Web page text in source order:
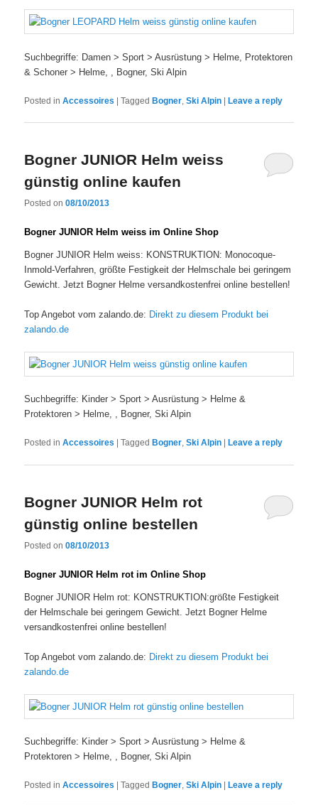
Suchbegriffe: Damen > Sport > Ausrüstung > Helme, Protektoren
& Schoner > Helme, , Bogner, Ski Alpin
Posted in Accessoires |Tagged Bogner ,Ski Alpin |Leave a reply
Bogner JUNIOR Helm weiss
günstig online kaufen
Posted on08/10/2013
Bogner JUNIOR Helm weiss im Online Shop
Bogner JUNIOR Helm weiss: KONSTRUKTION: Monocoque-
Inmold-Verfahren, größte Festigkeit der Helmschale bei geringem
Gewicht. Jetzt Bogner Helme versandkostenfrei online bestellen!
Top Angebot vom zalando.de: Direkt zu diesem Produkt bei
zalando.de
Suchbegriffe: Kinder > Sport > Ausrüstung > Helme &
Protektoren > Helme, , Bogner, Ski Alpin
Posted in Accessoires |Tagged Bogner,Ski Alpin Leave a reply
Bogner JUNIOR Helm rot
günstig online bestellen
Posted on08/10/2013
Bogner JUNIOR Helm rot im Online Shop
Bogner JUNIOR Helm rot: KONSTRUKTION:größte Festigkeit
der Helmschale bei geringem Gewicht. Jetzt Bogner Helme
versandkostenfrei online bestellen!
Top Angebot vom zalando.de: Direkt zu diesem Produkt bei
zalando.de
Suchbegriffe: Kinder > Sport > Ausrüstung > Helme &
Protektoren > Helme, , Bogner, Ski Alpin
Posted in Accessoires |Tagged Bogner,Ski Alpin Leave a reply